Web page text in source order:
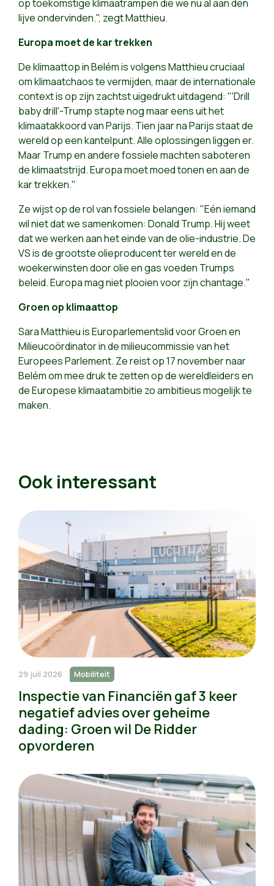
op toekomstige klimaatrampen die we nu al aan den
lijve ondervinden.", zegt Matthieu.
Europa moet de kar trekken
De klimaattop in Belém is volgens Matthieu cruciaal
om klimaatchaos te vermijden, maar de internationale
context is op zijn zachtst uigedrukt uitdagend: "'Drill
baby drill'-Trump stapte nog maar eens uit het
klimaatakkoord van Parijs. Tien jaar na Parijs staat de
wereld op een kantelpunt. Alle oplossingen liggen er.
Maar Trump en andere fossiele machten saboteren
de klimaatstrijd. Europa moet moed tonen en aan de
kar trekken."
Ze wijst op de rol van fossiele belangen: "Eén iemand
wil niet dat we samenkomen: Donald Trump. Hij weet
dat we werken aan het einde van de olie-industrie. De
VS is de grootste olieproducent ter wereld en de
woekerwinsten door olie en gas voeden Trumps
beleid. Europa mag niet plooien voor zijn chantage."
Groen op klimaattop
Sara Matthieu is Europarlementslid voor Groen en
Milieucoördinator in de milieucommissie van het
Europees Parlement. Ze reist op 17 november naar
Belém om mee druk te zetten op de wereldleiders en
de Europese klimaatambitie zo ambitieus mogelijk te
maken.
Ook interessant
29 juli 2026 Mobiliteit
Inspectie van Financiën gaf 3 keer
negatief advies over geheime
dading: Groen wil De Ridder
opvorderen